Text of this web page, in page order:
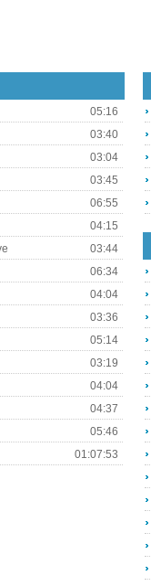
05:16
03:40
03:04
03:45
06:55
04:15
03:44
06:34
04:04
03:36
05:14
03:19
04:04
04:37
05:46
01:07:53